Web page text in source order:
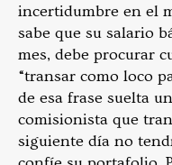
incertidumbre en el
sabe que su salario
mes, debe procurar
“transar como loco
de esa frase suelta
comisionista que
siguiente día no